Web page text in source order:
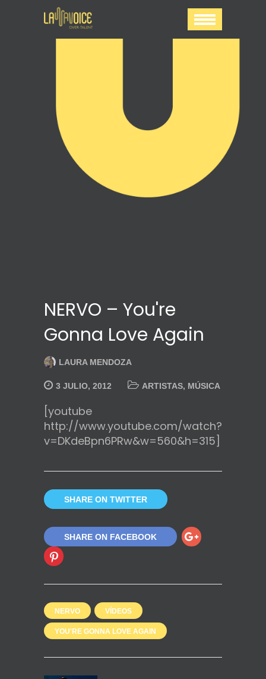
NERVO – You're
Gonna Love Again
LAURA MENDOZA
3 JULIO, 2012 ARTISTAS, MÚSICA
[youtube
http://www.youtube.com/watch?
v=DKdeBpn6PRw&w=560&h=315]
SHARE ON TWITTER
SHARE ON FACEBOOK
NERVO VÍDEOS
YOU'RE GONNA LOVE AGAIN